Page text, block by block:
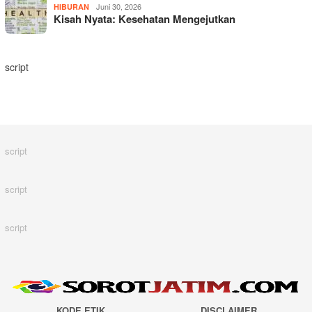
HIBURAN Juni 30, 2026
Kisah Nyata: Kesehatan Mengejutkan
script
script
script
script